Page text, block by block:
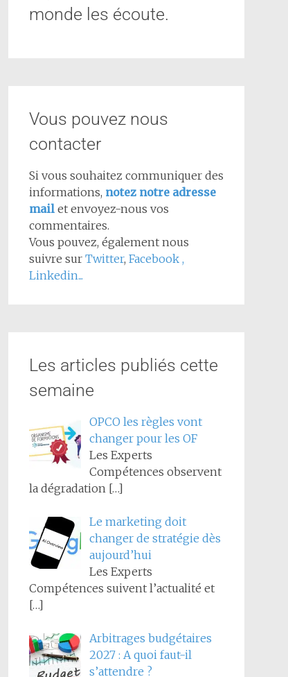
monde les écoute.
Vous pouvez nous
contacter
Si vous souhaitez communiquer des
informations, notez notre adresse
mail et envoyez-nous vos
commentaires.
Vous pouvez, également nous
suivre sur Twitter, Facebook ,
Linkedin...
Les articles publiés cette
semaine
OPCO les règles vont
changer pour les OF
Les Experts
Compétences observent
la dégradation […]
Le marketing doit
changer de stratégie dès
aujourd’hui
Les Experts
Compétences suivent l’actualité et
[…]
Arbitrages budgétaires
2027 : A quoi faut-il
s’attendre ?